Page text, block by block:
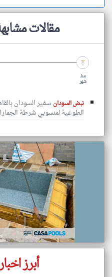
مقالات
منذ
شهر
نبض السودان سفير السودان
الطوعية لمنسوبي شرطة
أبرز